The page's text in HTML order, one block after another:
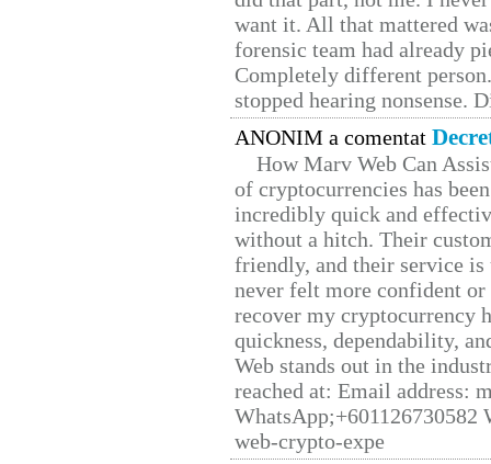
want it. All that mattered
forensic team had already
Completely different
stopped hearing nonsense.
ANONIM a comentat
How Marv Web Can
of cryptocurrencies has
incredibly quick and
without a hitch. Their
friendly, and their service
never felt more confident
recover my cryptocurrency
quickness, dependability,
Web stands out in the
reached at: Email address:
web-crypto-expe